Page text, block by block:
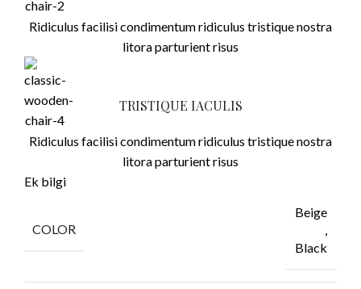
Ridiculus facilisi condimentum ridiculus tristique nostra
litora parturient risus
TRISTIQUE IACULIS
Ridiculus facilisi condimentum ridiculus tristique nostra
litora parturient risus
Ek bilgi
COLOR
Beige
Black